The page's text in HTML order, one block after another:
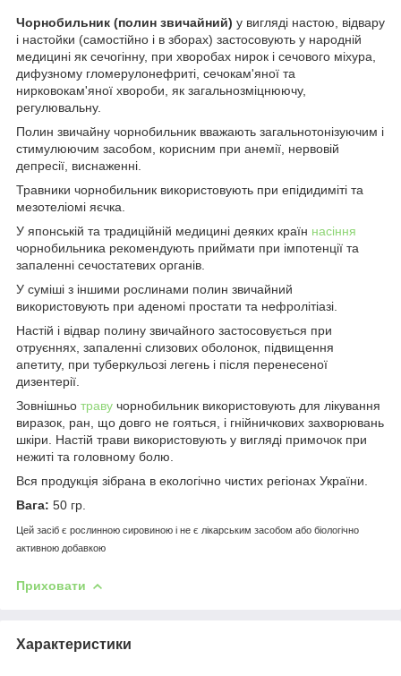
Чорнобильник (полин звичайний) у вигляді настою, відвару
і настойки (самостійно і в зборах) застосовують у народній
медицині як сечогінну, при хворобах нирок і сечового міхура,
дифузному гломерулонефриті, сечокам'яної та
нирковокам'яної хвороби, як загальнозміцнюючу,
регулювальну.
Полин звичайну чорнобильник вважають загальнотонізуючим і
стимулюючим засобом, корисним при анемії, нервовій
депресії, виснаженні.
Травники чорнобильник використовують при епідидиміті та
мезотеліомі яєчка.
У японській та традиційній медицині деяких країн насіння
чорнобильника рекомендують приймати при імпотенції та
запаленні сечостатевих органів.
У суміші з іншими рослинами полин звичайний
використовують при аденомі простати та нефролітіазі.
Настій і відвар полину звичайного застосовується при
отруєннях, запаленні слизових оболонок, підвищення
апетиту, при туберкульозі легень і після перенесеної
дизентерії.
Зовнішньо траву чорнобильник використовують для лікування
виразок, ран, що довго не гояться, і гнійничкових захворювань
шкіри. Настій трави використовують у вигляді примочок при
нежиті та головному болю.
Вся продукція зібрана в екологічно чистих регіонах України.
Вага: 50 гр.
Цей засіб є рослинною сировиною і не є лікарським засобом або біологічно
активною добавкою
Приховати
Характеристики